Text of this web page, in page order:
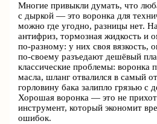
Многие привыкли думать, что
с дыркой — это воронка для
можно где угодно, разницы нет.
антифриз, тормозная жидкость и
по‑разному: у них своя вязкость,
по-своему разъедают дешёвый
классические проблемы: воронка
масла, шланг отвалился в самый
горловину бака залипло грязью с
Хорошая воронка — это не
инструмент, который экономит
ошибок.